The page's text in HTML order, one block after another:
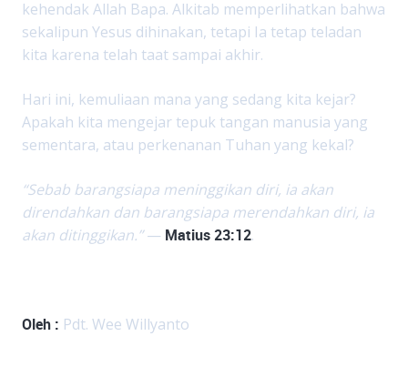
kehendak Allah Bapa. Alkitab memperlihatkan bahwa
sekalipun Yesus dihinakan, tetapi Ia tetap teladan
kita karena telah taat sampai akhir.
Hari ini, kemuliaan mana yang sedang kita kejar?
Apakah kita mengejar tepuk tangan manusia yang
sementara, atau perkenanan Tuhan yang kekal?
“Sebab barangsiapa meninggikan diri, ia akan
direndahkan dan barangsiapa merendahkan diri, ia
akan ditinggikan.”— Matius 23:12.
Oleh : Pdt. Wee Willyanto